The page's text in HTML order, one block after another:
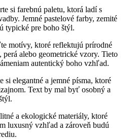
si farebnú paletu, ktorá ladí s
Jemné pastelové farby, zemité
typické pre boho štýl.
motívy, ktoré reflektujú prírodné
alebo geometrické vzory. Tieto
autentický boho vzhľad.
si elegantné a jemné písma, ktoré
Text by mal byť osobný a
a ekologické materiály, ktoré
luxusný vzhľad a zároveň budú